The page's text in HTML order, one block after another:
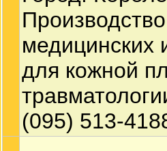
медицинских
для кожной
(095) 513-